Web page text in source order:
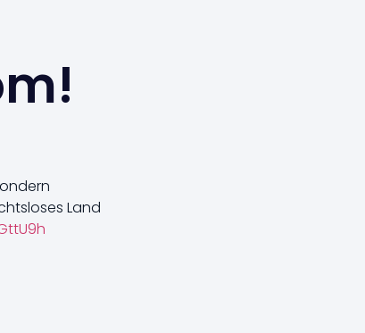
Land